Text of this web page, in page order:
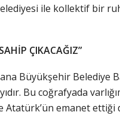
ile kollektif bir
ÇIKACAĞIZ”
Büyükşehir Belediye
Bu coğrafyada
Atatürk’ün emanet ettiği